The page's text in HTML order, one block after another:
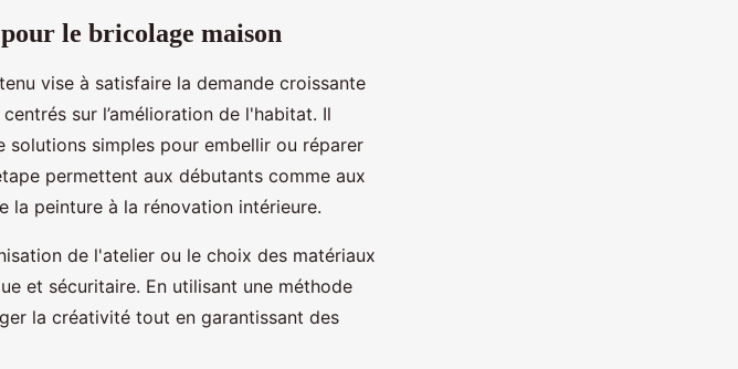
le bricolage maison
vise à satisfaire la demande croissante
sur l’amélioration de l'habitat. Il
solutions simples pour embellir ou réparer
permettent aux débutants comme aux
la peinture à la rénovation intérieure.
de l'atelier ou le choix des matériaux
et sécuritaire. En utilisant une méthode
la créativité tout en garantissant des